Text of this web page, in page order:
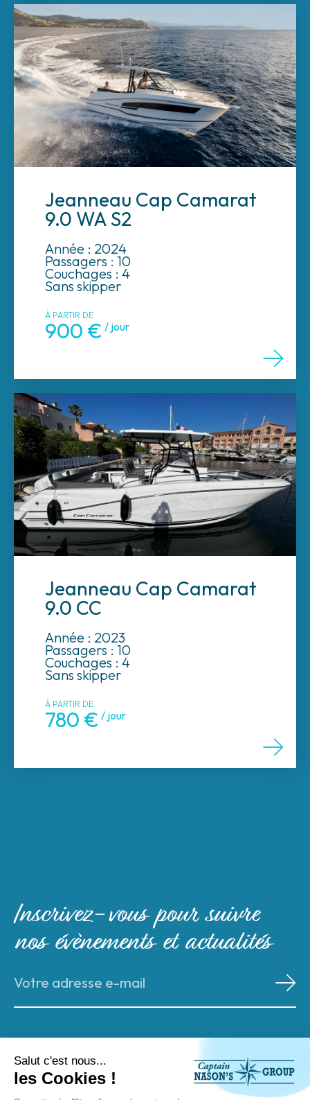
Jeanneau Cap Camarat
9.0 WA S2
Année : 2024
Passagers : 10
Couchages : 4
Sans skipper
À PARTIR DE
900 € / jour
Jeanneau Cap Camarat
9.0 CC
Année : 2023
Passagers : 10
Couchages : 4
Sans skipper
À PARTIR DE
780 € / jour
Agences
Inscrivez-vous pour suivre
nos évènements et actualités